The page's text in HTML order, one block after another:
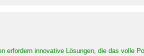
erfordern innovative Lösungen, die das volle